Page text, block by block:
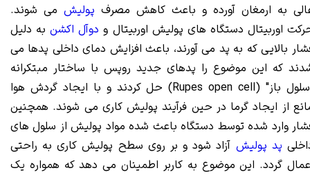
به ارمغان آورده و باعث کاهش مصرف پولیش می شوند.
اوربیتال دستگاه های پولیش اوربیتال و دوآل اکشنبه دلیل
بالایی که به پد می آورند، باعث افزایش دمای داخلی پدها می
که این موضوع را پدهای جدید روپس با ساختار مبتکرانه
"سلول باز" (Rupes open cell) حل کردند و با ایجاد گردش هوا
از ایجاد گرما در حین فرآیند پولیش کاری می شوند. همچنین
وارد شده توسط دستگاه باعث شده مواد پولیش از سلول های
پد پولیش آزاد شود و بر روی سطح پولیش کاری به راحتی
گردد. این موضوع به کاربر اطمینان می دهد که همواره یک